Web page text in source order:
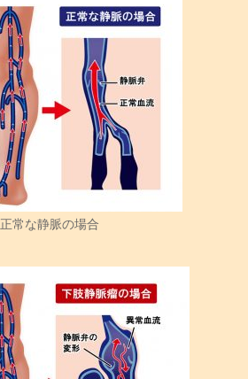
正常な静脈の場合